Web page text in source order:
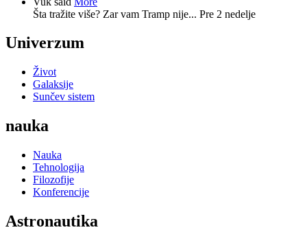
Šta tražite više? Zar vam Tramp nije... Pre 2 nedelje
Univerzum
Život
Galaksije
Sunčev sistem
nauka
Nauka
Tehnologija
Filozofije
Konferencije
Astronautika